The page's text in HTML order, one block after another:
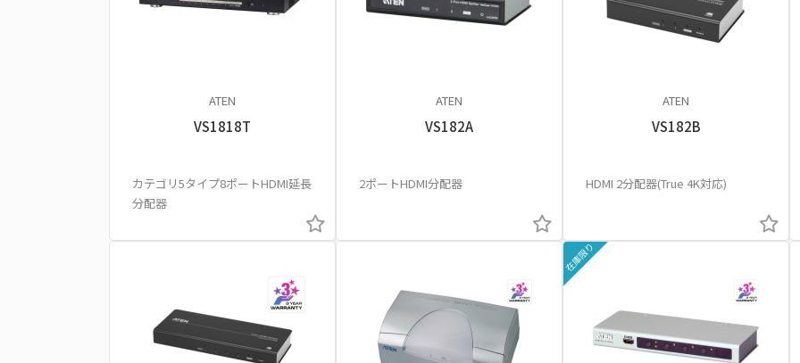
ATEN
VS1818T
カテゴリ5タイプ8ポートHDMI延長
分配器
ATEN
VS182A
2ポートHDMI分配器
ATEN
VS182B
HDMI 2分配器(True 4K対応)
在庫限り